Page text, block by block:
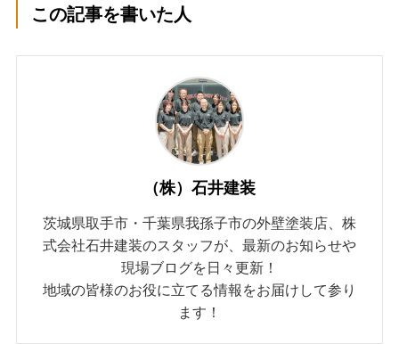
この記事を書いた人
（株）石井建装
茨城県取手市・千葉県我孫子市の外壁塗装店、株
式会社石井建装のスタッフが、最新のお知らせや
現場ブログを日々更新！
地域の皆様のお役に立てる情報をお届けして参り
ます！